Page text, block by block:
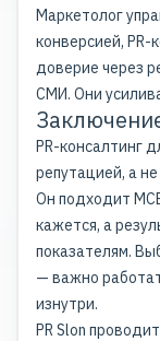
Маркетолог
конверсией,
доверие через
СМИ. Они
PR-консалтинг
репутацией, а
Он подходит
кажется, а
показателям.
— важно
изнутри.
PR Slon